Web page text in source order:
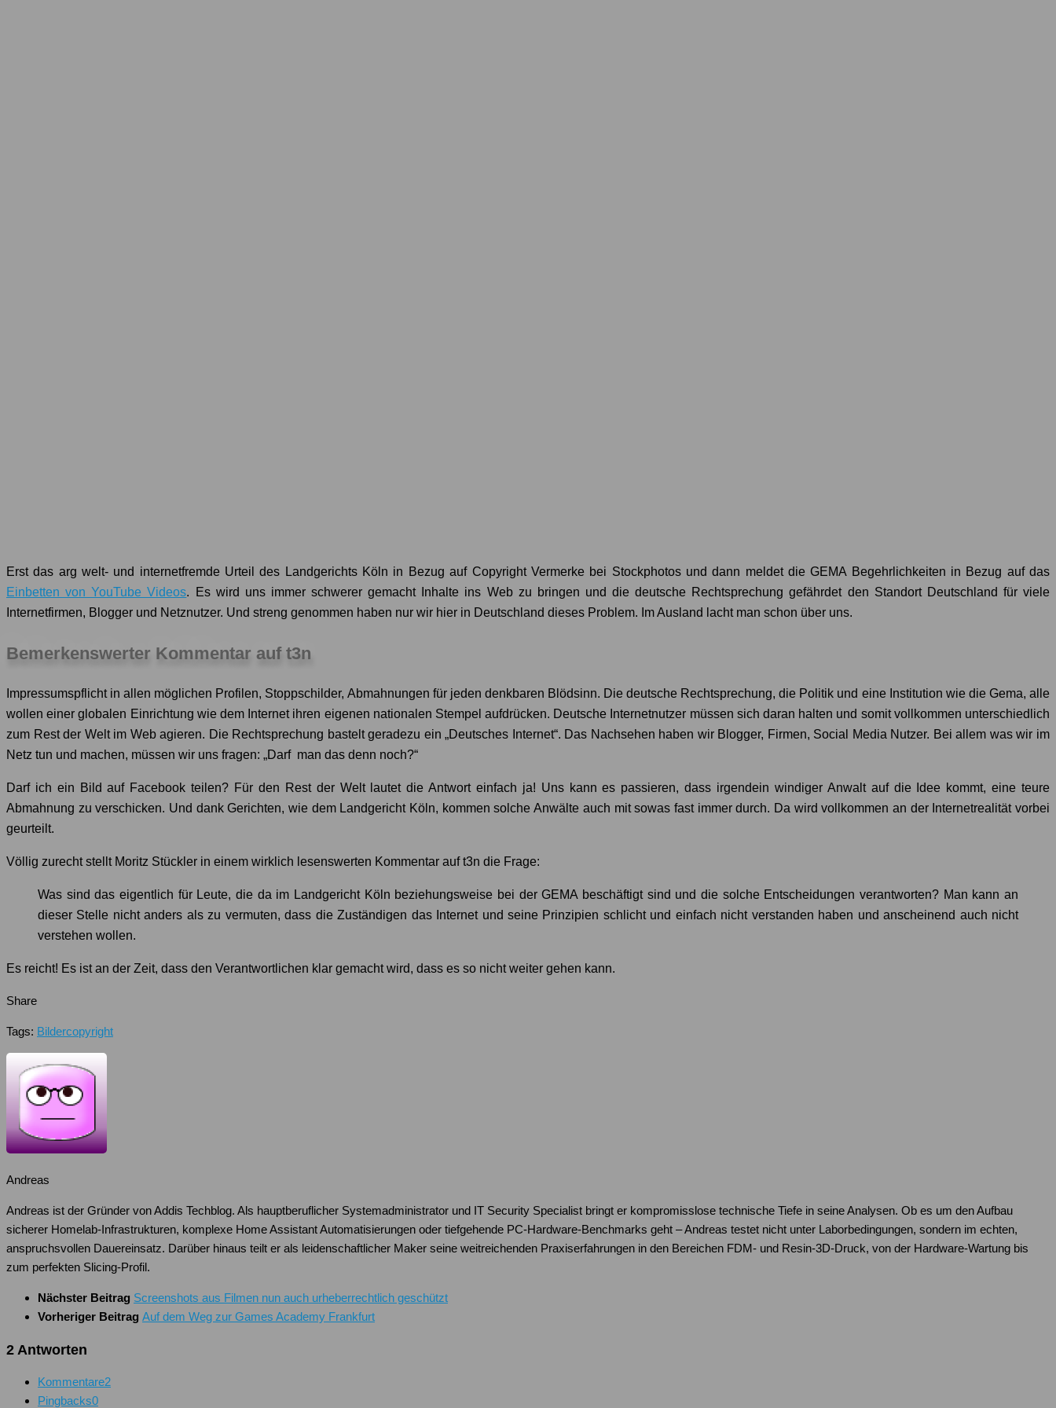
Erst das arg welt- und internetfremde Urteil des Landgerichts Köln in Bezug auf Copyright Vermerke bei Stockphotos und dann meldet die GEMA Begehrlichkeiten in Bezug auf das
Einbetten von YouTube Videos. Es wird uns immer schwerer gemacht Inhalte ins Web zu bringen und die deutsche Rechtsprechung gefährdet den Standort Deutschland für viele
Internetfirmen, Blogger und Netznutzer. Und streng genommen haben nur wir hier in Deutschland dieses Problem. Im Ausland lacht man schon über uns.
Bemerkenswerter Kommentar auf t3n
Impressumspflicht in allen möglichen Profilen, Stoppschilder, Abmahnungen für jeden denkbaren Blödsinn. Die deutsche Rechtsprechung, die Politik und eine Institution wie die Gema, alle
wollen einer globalen Einrichtung wie dem Internet ihren eigenen nationalen Stempel aufdrücken. Deutsche Internetnutzer müssen sich daran halten und somit vollkommen unterschiedlich
zum Rest der Welt im Web agieren. Die Rechtsprechung bastelt geradezu ein „Deutsches Internet“. Das Nachsehen haben wir Blogger, Firmen, Social Media Nutzer. Bei allem was wir im
Netz tun und machen, müssen wir uns fragen: „Darf man das denn noch?“
Darf ich ein Bild auf Facebook teilen? Für den Rest der Welt lautet die Antwort einfach ja! Uns kann es passieren, dass irgendein windiger Anwalt auf die Idee kommt, eine teure
Abmahnung zu verschicken. Und dank Gerichten, wie dem Landgericht Köln, kommen solche Anwälte auch mit sowas fast immer durch. Da wird vollkommen an der Internetrealität vorbei
geurteilt.
Völlig zurecht stellt Moritz Stückler in einem wirklich lesenswerten Kommentar auf t3n die Frage:
Was sind das eigentlich für Leute, die da im Landgericht Köln beziehungsweise bei der GEMA beschäftigt sind und die solche Entscheidungen verantworten? Man kann an
dieser Stelle nicht anders als zu vermuten, dass die Zuständigen das Internet und seine Prinzipien schlicht und einfach nicht verstanden haben und anscheinend auch nicht
verstehen wollen.
Es reicht! Es ist an der Zeit, dass den Verantwortlichen klar gemacht wird, dass es so nicht weiter gehen kann.
Share
Tags: Bildercopyright
Andreas
Andreas ist der Gründer von Addis Techblog. Als hauptberuflicher Systemadministrator und IT Security Specialist bringt er kompromisslose technische Tiefe in seine Analysen. Ob es um den Aufbau
sicherer Homelab-Infrastrukturen, komplexe Home Assistant Automatisierungen oder tiefgehende PC-Hardware-Benchmarks geht – Andreas testet nicht unter Laborbedingungen, sondern im echten,
anspruchsvollen Dauereinsatz. Darüber hinaus teilt er als leidenschaftlicher Maker seine weitreichenden Praxiserfahrungen in den Bereichen FDM- und Resin-3D-Druck, von der Hardware-Wartung bis
zum perfekten Slicing-Profil.
Nächster Beitrag Screenshots aus Filmen nun auch urheberrechtlich geschützt
Vorheriger Beitrag Auf dem Weg zur Games Academy Frankfurt
2 Antworten
Kommentare2
Pingbacks0